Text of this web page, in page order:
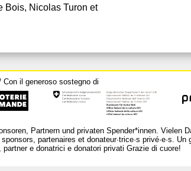
Bois, Nicolas Turon et
il generoso sostegno di
Partnern und privaten Spender*innen. Vielen
partenaires et donateur·trice·s privé·e·s. Un
e donatrici e donatori privati Grazie di cuore!